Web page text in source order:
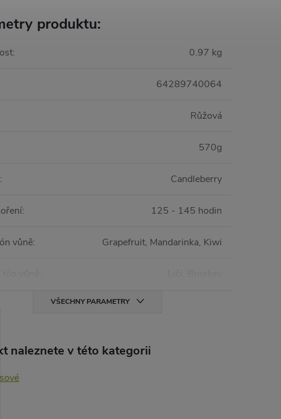
produktu:
: 0.97 kg
64289740064
Růžová
570g
: Candleberry
: 125 - 145 hodin
vůně: Grapefruit, Mandarinka, Kiwi
VŠECHNY PARAMETRY
naleznete v této kategorii